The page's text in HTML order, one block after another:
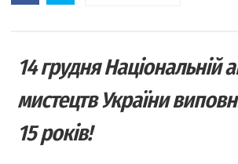
14 грудня Національній
мистецтв України
15 років!